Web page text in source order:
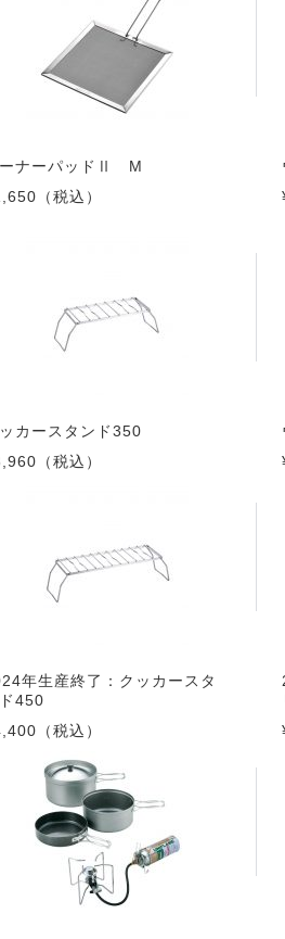
ナーパッドⅡ M
（税込）
カースタンド350
（税込）
年生産終了：クッカースタ
450
（税込）